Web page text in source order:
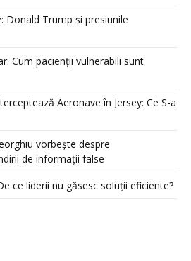
Donald Trump și presiunile
Cum pacienții vulnerabili sunt
Aeronave în Jersey: Ce S-a
vorbește despre
de informații false
ce liderii nu găsesc soluții eficiente?